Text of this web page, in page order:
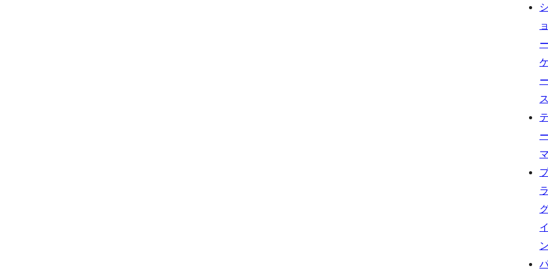
シ
ョ
ー
ケ
ー
ス
テ
ー
マ
ラ
イ
ン